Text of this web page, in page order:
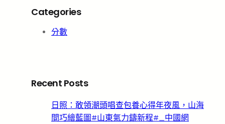
Categories
分數
Recent Posts
日照：敢領潮頭唱查包養心得年夜風，山海
間巧繪藍圖#山東氣力鑄新程#_中國網